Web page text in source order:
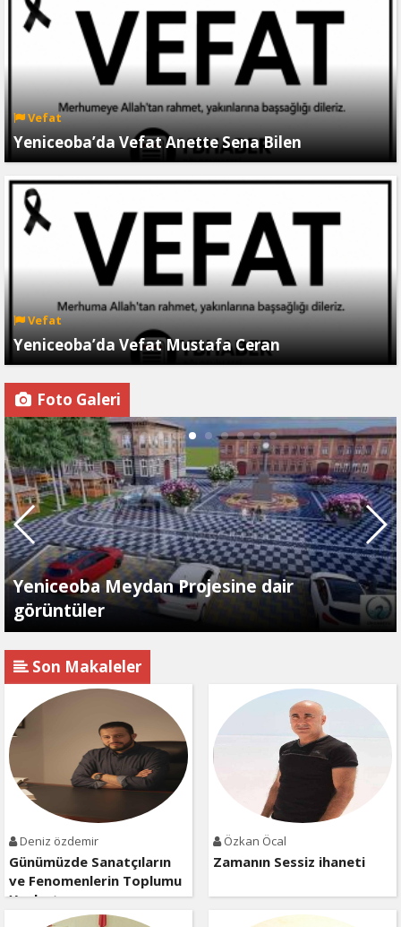
Vefat
Yeniceoba’da Vefat Anette Sena Bilen
Vefat
Yeniceoba’da Vefat Mustafa Ceran
Foto Galeri
Yeniceoba Meydan Projesine dair
görüntüler
Son Makaleler
Deniz özdemir
Günümüzde Sanatçıların
ve Fenomenlerin Toplumu
Yozlaştırması
Özkan Öcal
Zamanın Sessiz ihaneti